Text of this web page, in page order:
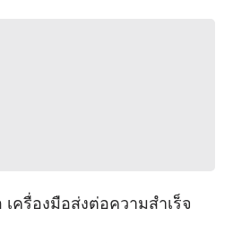
เครื่องมือส่งต่อความสำเร็จ